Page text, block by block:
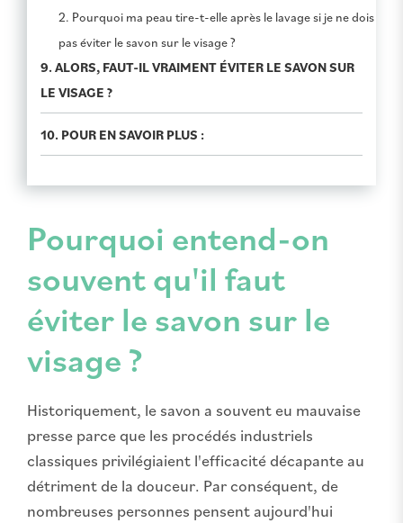
2. Pourquoi ma peau tire-t-elle après le lavage si je ne dois
pas éviter le savon sur le visage ?
9. ALORS, FAUT-IL VRAIMENT ÉVITER LE SAVON SUR
LE VISAGE ?
10. POUR EN SAVOIR PLUS :
Pourquoi entend-on
souvent qu'il faut
éviter le savon sur le
visage ?
Historiquement, le savon a souvent eu mauvaise
presse parce que les procédés industriels
classiques privilégiaient l'efficacité décapante au
détriment de la douceur. Par conséquent, de
nombreuses personnes pensent aujourd'hui